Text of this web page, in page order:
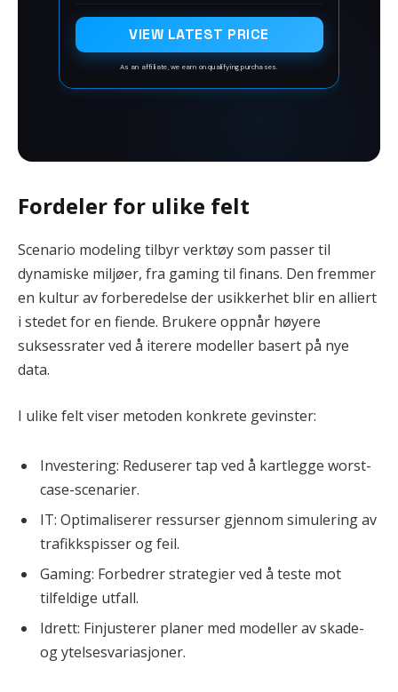
VIEW LATEST PRICE
As an affiliate, we earn on qualifying purchases.
Fordeler for ulike felt
Scenario modeling tilbyr verktøy som passer til
dynamiske miljøer, fra gaming til finans. Den fremmer
en kultur av forberedelse der usikkerhet blir en alliert
i stedet for en fiende. Brukere oppnår høyere
suksessrater ved å iterere modeller basert på nye
data.
I ulike felt viser metoden konkrete gevinster:
Investering: Reduserer tap ved å kartlegge worst-
case-scenarier.
IT: Optimaliserer ressurser gjennom simulering av
trafikkspisser og feil.
Gaming: Forbedrer strategier ved å teste mot
tilfeldige utfall.
Idrett: Finjusterer planer med modeller av skade-
og ytelsesvariasjoner.